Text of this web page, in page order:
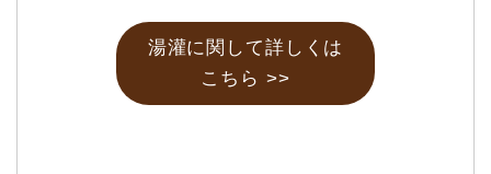
湯灌に関して詳しくは
こちら >>